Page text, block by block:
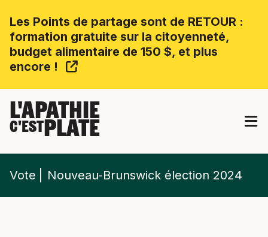
Les Points de partage sont de RETOUR :
formation gratuite sur la citoyenneté,
budget alimentaire de 150 $, et plus
encore !
L'APATHIE
C'ESTPLATE
Vote Nouveau-Brunswick élection 2024